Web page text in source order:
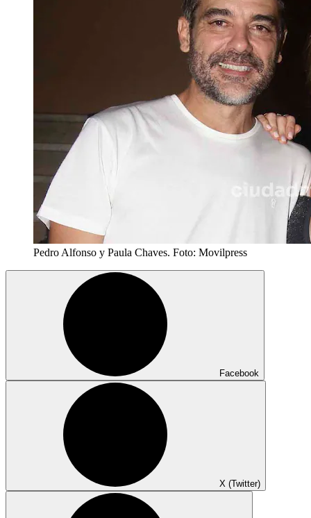
Pedro Alfonso y Paula Chaves. Foto: Movilpress
Facebook
X (Twitter)